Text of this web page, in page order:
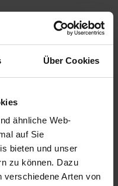
Über Cookies
ähnliche Web-
auf Sie
bieten und unser
zu können. Dazu
verschiedene Arten von
Family business